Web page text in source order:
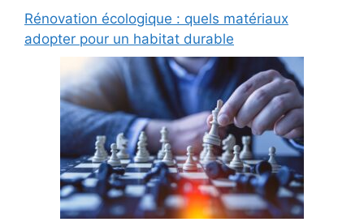
Rénovation écologique : quels matériaux
adopter pour un habitat durable